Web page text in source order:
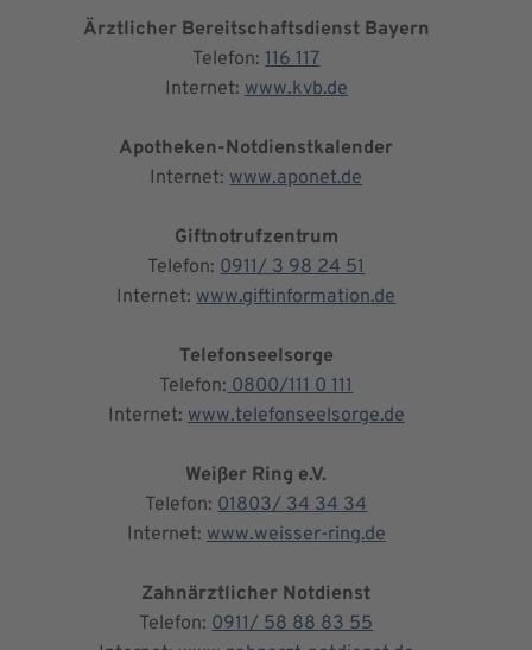
Ärztlicher Bereitschaftsdienst Bayern
Telefon:116 117
Internet: www.kvb.de
Apotheken-Notdienstkalender
Internet: www.aponet.de
Giftnotrufzentrum
Telefon: 0911/ 3 98 24 51
Internet: www.giftinformation.de
Telefonseelsorge
Telefon: 0800/111 0 111
Internet: www.telefonseelsorge.de
Weißer Ring e.V.
Telefon: 01803/ 34 34 34
Internet: www.weisser-ring.de
Zahnärztlicher Notdienst
Telefon: 0911/ 58 88 83 55